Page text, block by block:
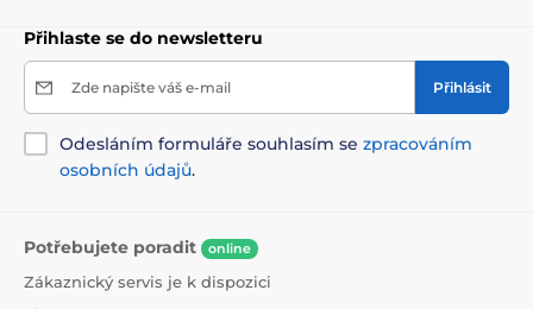
Přihlaste se do newsletteru
Zde napište váš e-mail Přihlásit
Odesláním formuláře souhlasím se zpracováním
osobních údajů.
Potřebujete poradit online
Zákaznický servis je k dispozici